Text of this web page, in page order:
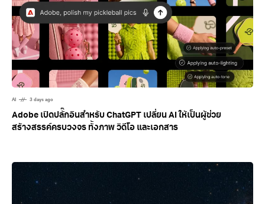
AI 3 days ago
Adobe เปิดปลั๊กอินสำหรับ ChatGPT เปลี่ยน AI ให้เป็นผู้ช่วย
สร้างสรรค์ครบวงจร ทั้งภาพ วิดีโอ และเอกสาร